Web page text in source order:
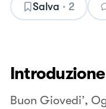
Salva · 2
Introduzione
Buon Giovedi’,